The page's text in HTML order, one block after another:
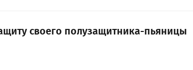
своего полузащитника-пьяницы